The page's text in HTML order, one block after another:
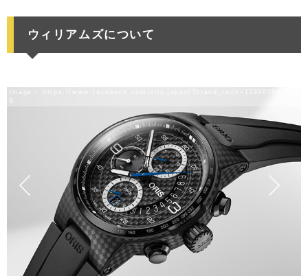
ウィリアムズについて
image：